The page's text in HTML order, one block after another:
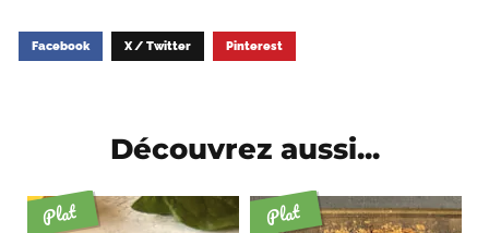
Facebook X / Twitter Pinterest
Découvrez aussi...
Plat Plat